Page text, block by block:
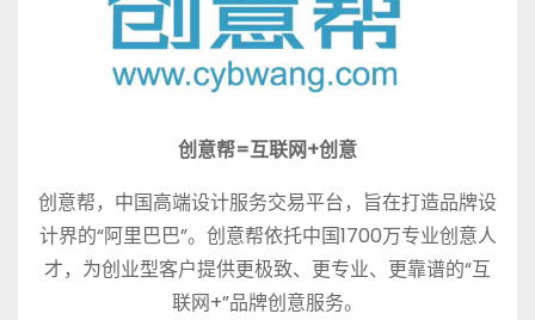
创意帮=互联网+创意
创意帮，中国高端设计服务交易平台，旨在打造品牌设
计界的“阿里巴巴”。创意帮依托中国1700万专业创意人
才，为创业型客户提供更极致、更专业、更靠谱的“互
联网+”品牌创意服务。